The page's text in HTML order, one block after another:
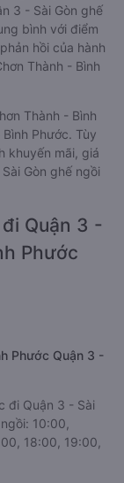
3 - Sài Gòn ghế
bình với điểm
hồi của hành
Thành - Bình
Thành - Bình
Phước. Tùy
khuyến mãi, giá
Gòn ghế ngồi
Quận 3 -
Phước
Phước Quận 3 -
đi Quận 3 - Sài
10:00,
18:00, 19:00,